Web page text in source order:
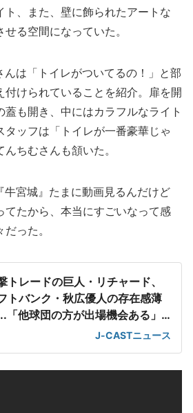
ト、また、壁に飾られたアートな
る空間になっていた。
は「トイレがついてるの！」と部
付けられていることを紹介。扉を開
蓋も開き、中にはカラフルなライト
タッフは「トイレが一番豪華じゃ
ちむさんも頷いた。
宮城』たまに動画見るんだけど
てたから、本当にすごいなって感
った。
トレードの巨人・リチャード、
トバンク・秋広優人の存在感薄
「他球団の方が出場機会ある」
J-CASTニュース